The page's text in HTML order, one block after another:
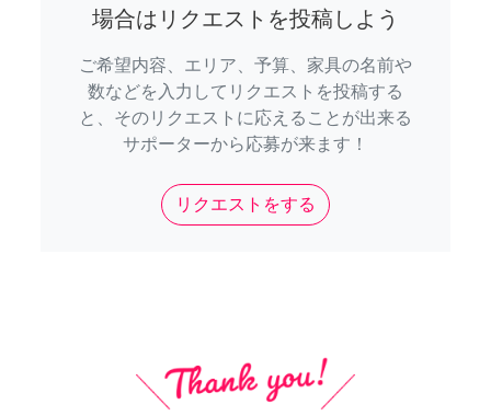
場合はリクエストを投稿しよう
ご希望内容、エリア、予算、家具の名前や
数などを入力してリクエストを投稿する
と、そのリクエストに応えることが出来る
サポーターから応募が来ます！
リクエストをする